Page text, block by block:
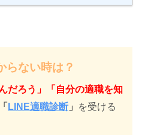
らない時は？
だろう」「自分の適職を知
「 LINE適職診断 」
を受ける